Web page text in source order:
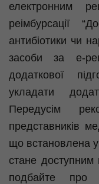
електронним
реімбурсації
антибіотики чи
засоби за е-
додаткової
укладати
Передусім
представників
що встановлена у
стане доступним
подбайте